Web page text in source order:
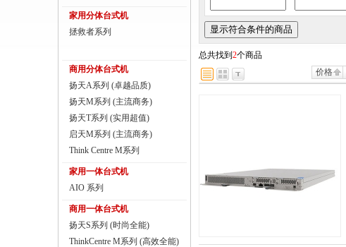
联想服务器
家用分体台式机
拯救者系列
商用分体台式机
扬天A系列 (卓越品质)
扬天M系列 (主流商务)
扬天T系列 (实用超值)
启天M系列 (主流商务)
Think Centre M系列
家用一体台式机
AIO 系列
商用一体台式机
扬天S系列 (时尚全能)
ThinkCentre M系列 (高效全能)
总共找到 2个商品
价格